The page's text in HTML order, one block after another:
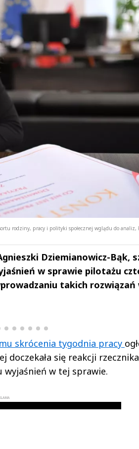
rodziny, pracy i polityki społecznej wglądu do
Dziemianowicz-Bąk,
w sprawie pilotażu
takich rozwiązań
skrócenia tygodnia pracy
doczekała się reakcji rzecznika
w tej sprawie.